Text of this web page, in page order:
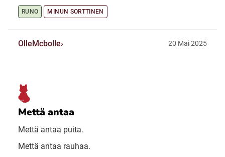
RUNO MINUN SORTTINEN
OlleMcbolle 20 Mai 2025
Mettä antaa
Mettä antaa puita.
Mettä antaa rauhaa.